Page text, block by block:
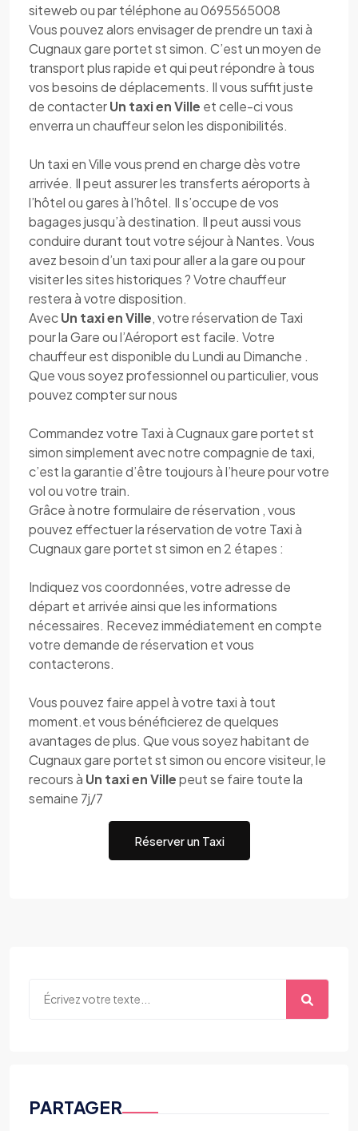
siteweb ou par téléphone au 0695565008
Vous pouvez alors envisager de prendre un taxi à
Cugnaux gare portet st simon. C’est un moyen de
transport plus rapide et qui peut répondre à tous
vos besoins de déplacements. Il vous suffit juste
de contacterUn taxi en Ville et celle-ci vous
enverra un chauffeur selon les disponibilités.
Un taxi en Ville vous prend en charge dès votre
arrivée. Il peut assurer les transferts aéroports à
l’hôtel ou gares à l’hôtel. Il s’occupe de vos
bagages jusqu’à destination. Il peut aussi vous
conduire durant tout votre séjour à Nantes. Vous
avez besoin d’un taxi pour aller a la gare ou pour
visiter les sites historiques ? Votre chauffeur
restera à votre disposition.
AvecUn taxi en Ville, votre réservation de Taxi
pour la Gare ou l’Aéroport est facile. Votre
chauffeur est disponible du Lundi au Dimanche .
Que vous soyez professionnel ou particulier, vous
pouvez compter sur nous
Commandez votre Taxi à Cugnaux gare portet st
simon simplement avec notre compagnie de taxi,
c’est la garantie d’être toujours à l’heure pour votre
vol ou votre train.
Grâce à notre formulaire de réservation , vous
pouvez effectuer la réservation de votre Taxi à
Cugnaux gare portet st simon en 2 étapes :
Indiquez vos coordonnées, votre adresse de
départ et arrivée ainsi que les informations
nécessaires. Recevez immédiatement en compte
votre demande de réservation et vous
contacterons.
Vous pouvez faire appel à votre taxi à tout
moment.et vous bénéficierez de quelques
avantages de plus. Que vous soyez habitant de
Cugnaux gare portet st simon ou encore visiteur, le
recours à Un taxi en Villepeut se faire toute la
semaine 7j/7
Réserver un Taxi
PARTAGER